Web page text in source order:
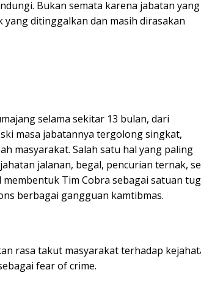
Bukan semata karena jabatan yang
ditinggalkan dan masih dirasakan
selama sekitar 13 bulan, dari
masa jabatannya tergolong singkat,
masyarakat. Salah satu hal yang paling
jalanan, begal, pencurian ternak,
Tim Cobra sebagai satuan
berbagai gangguan kamtibmas.
rasa takut masyarakat terhadap
fear of crime.